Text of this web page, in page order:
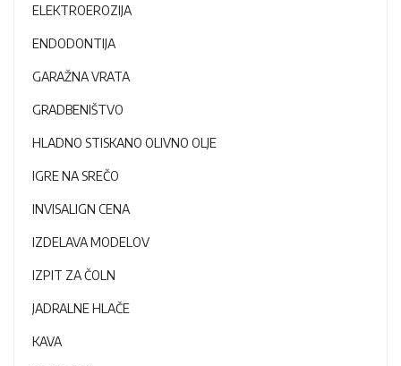
ELEKTROEROZIJA
ENDODONTIJA
GARAŽNA VRATA
GRADBENIŠTVO
HLADNO STISKANO OLIVNO OLJE
IGRE NA SREČO
INVISALIGN CENA
IZDELAVA MODELOV
IZPIT ZA ČOLN
JADRALNE HLAČE
KAVA